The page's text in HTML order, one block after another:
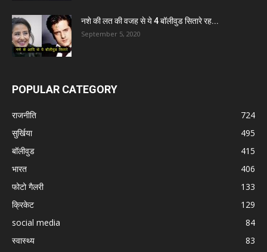
नशे की लत की वजह से ये 4 बॉलीवुड सितारे रह...
September 5, 2020
POPULAR CATEGORY
राजनीति
724
सुर्खिया
495
बॉलीवुड
415
भारत
406
फोटो गैलरी
133
क्रिकेट
129
social media
84
स्वास्थ्य
83